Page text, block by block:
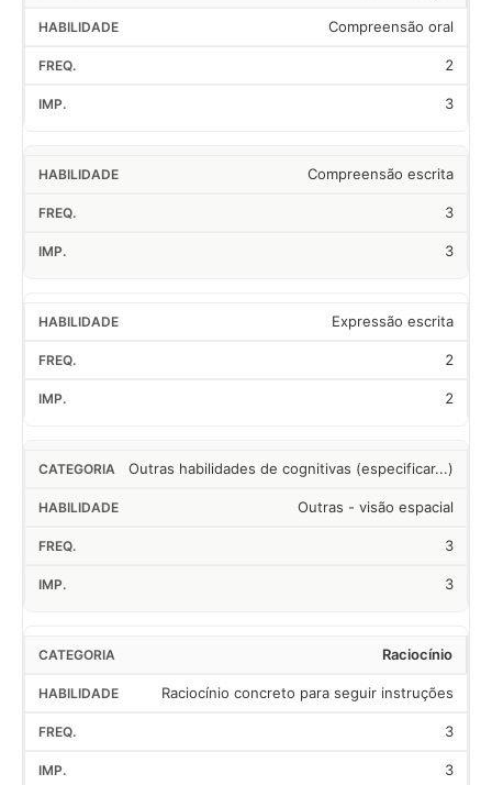
Compreensão oral
2
3
Compreensão escrita
3
3
Expressão escrita
2
2
Outras habilidades de cognitivas (especificar...)
Outras - visão espacial
3
3
Raciocínio
Raciocínio concreto para seguir instruções
3
3